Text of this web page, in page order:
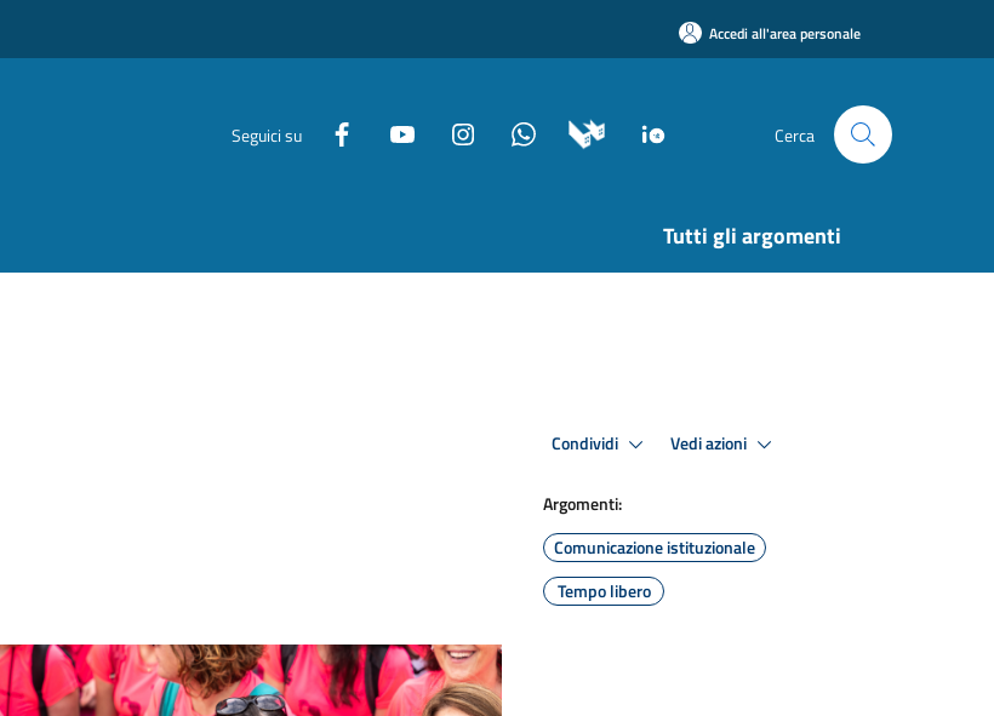
Accedi all'area personale
Seguici su Cerca
Tutti gli argomenti
Condividi Vedi azioni
Argomenti:
Comunicazione istituzionale
Tempo libero